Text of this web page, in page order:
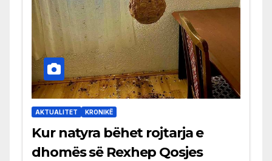
AKTUALITET KRONIKË
Kur natyra bëhet rojtarja e
dhomës së Rexhep Qosjes